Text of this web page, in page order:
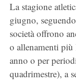
La stagione
giugno,
società offrono
o allenamenti
anno o per
quadrimestre), a